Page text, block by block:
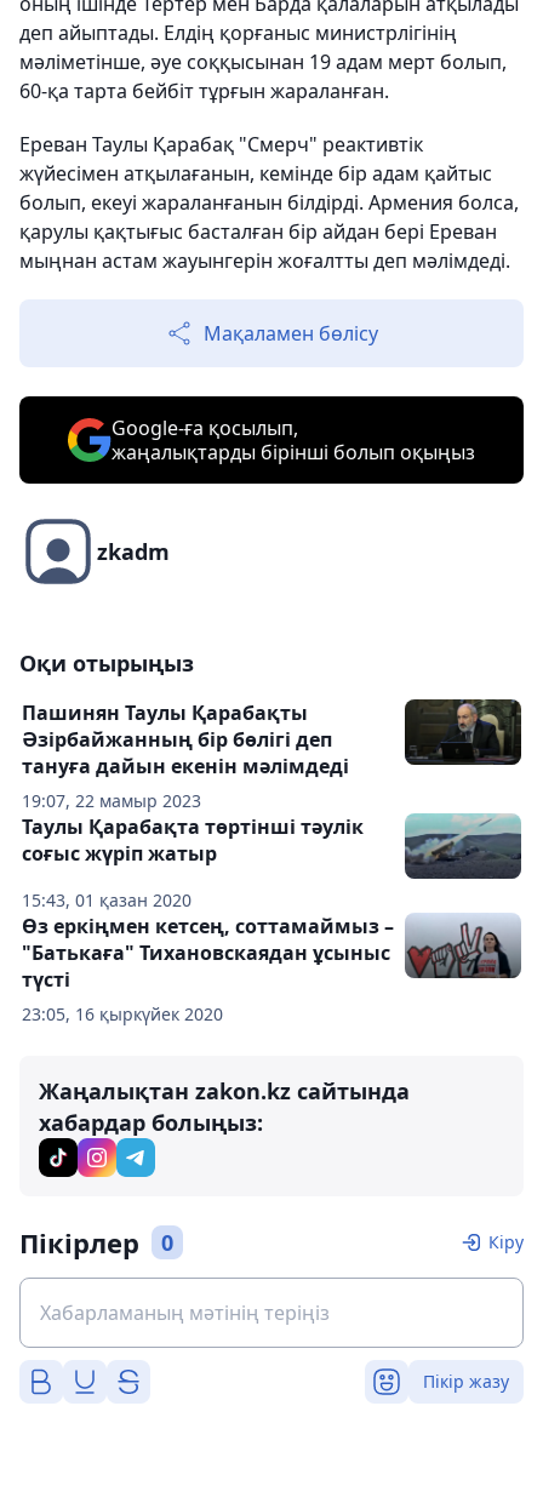
деп айыптады. Елдің қорғаныс министрлігінің
мәліметінше, әуе соққысынан 19 адам мерт болып,
60-қа тарта бейбіт тұрғын жараланған.
Ереван Таулы Қарабақ "Смерч" реактивтік
жүйесімен атқылағанын, кемінде бір адам қайтыс
болып, екеуі жараланғанын білдірді. Армения болса,
қарулы қақтығыс басталған бір айдан бері Ереван
мыңнан астам жауынгерін жоғалтты деп мәлімдеді.
Мақаламен бөлісу
Google-ға қосылып,
жаңалықтарды бірінші болып оқыңыз
zkadm
Оқи отырыңыз
19:07, 22 мамыр 2023
Пашинян Таулы Қарабақты
Әзірбайжанның бір бөлігі деп
тануға дайын екенін мәлімдеді
15:43, 01 қазан 2020
Таулы Қарабақта төртінші тәулік
соғыс жүріп жатыр
23:05, 16 қыркүйек 2020
Өз еркіңмен кетсең, соттамаймыз –
"Батькаға" Тихановскаядан ұсыныс
түсті
Жаңалықтан zakon.kz сайтында
хабардар болыңыз:
Пікірлер 0 Кіру
Пікір жазу